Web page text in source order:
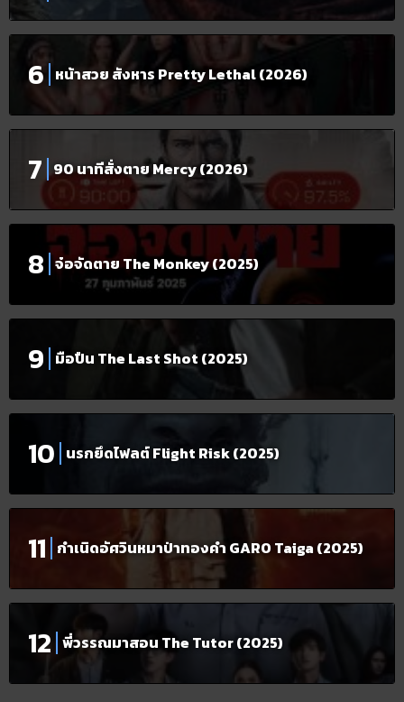
หน้าสวย สังหาร Pretty Lethal (2026)
90 นาทีสั่งตาย Mercy (2026)
จ๋อจัดตาย The Monkey (2025)
มือปืน The Last Shot (2025)
นรกยึดไฟลต์ Flight Risk (2025)
กำเนิดอัศวินหมาป่าทองคำ GARO Taiga (2025)
พี่วรรณมาสอน The Tutor (2025)